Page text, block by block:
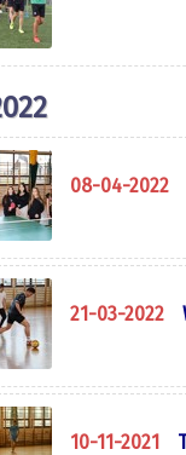
08-04-2022
21-03-2022
10-11-2021